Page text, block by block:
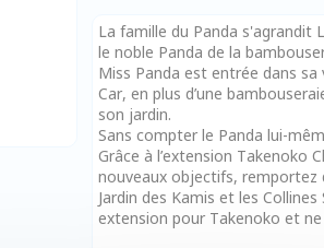
La famille du Panda s'agrandit
le noble Panda de la
Miss Panda est entrée dans sa
Car, en plus d’une
son jardin.
Sans compter le Panda lui-
Grâce à l’extension Takenoko
nouveaux objectifs, remportez
Jardin des Kamis et les
extension pour Takenoko et